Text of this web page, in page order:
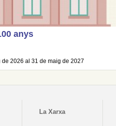
anys
de 2026 al 31 de maig de 2027
La Xarxa